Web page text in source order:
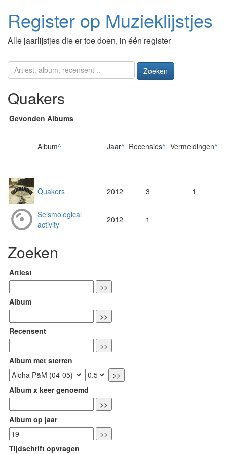
Register op Muzieklijstjes
Alle jaarlijstjes die er toe doen, in één register
Zoeken
Quakers
Gevonden Albums
Album^ Jaar^ Recensies^ Vermeldingen^
Quakers 2012 3 1
Seismological
activity
2012 1
Zoeken
Artiest
Album
Recensent
Album met sterren
Album x keer genoemd
Album op jaar
Tijdschrift opvragen